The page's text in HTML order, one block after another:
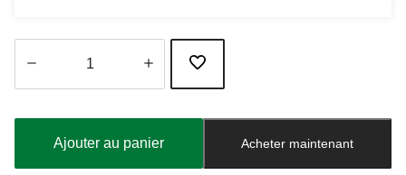
à
Ajouter au panier Acheter maintenant